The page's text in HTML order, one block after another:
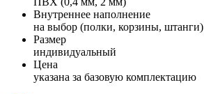
Внутреннее наполнение
на выбор (полки, корзины, штанги)
Размер
индивидуальный
Цена
указана за базовую комплектацию